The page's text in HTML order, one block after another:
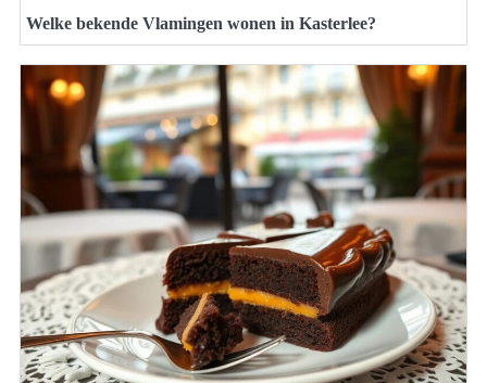
Welke bekende Vlamingen wonen in Kasterlee?